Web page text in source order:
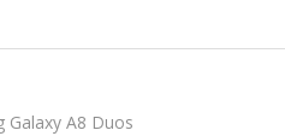
Galaxy A8 Duos